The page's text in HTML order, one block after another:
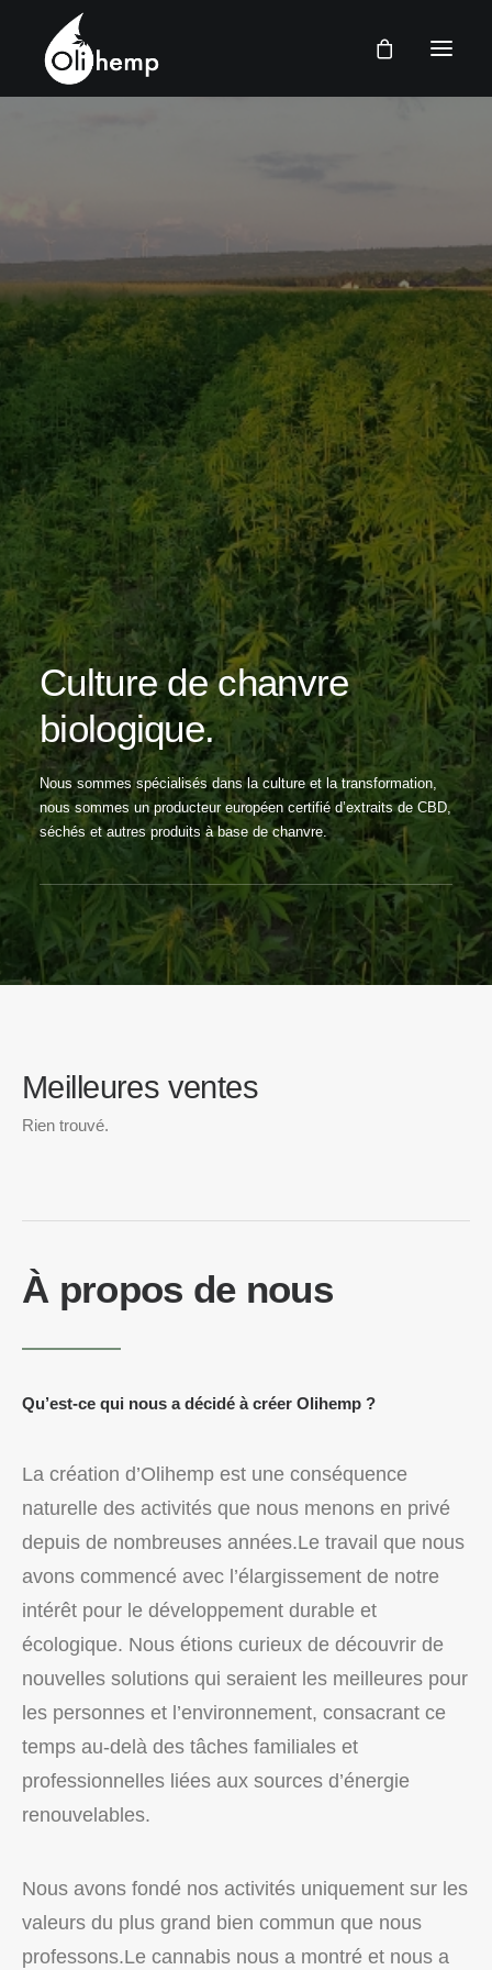
FAQ
CONTACT
Culture de chanvre
biologique.
Nous sommes spécialisés dans la culture et la transformation,
nous sommes un producteur européen certifié d’extraits de CBD,
séchés et autres produits à base de chanvre.
Meilleures ventes
Rien trouvé.
À propos de nous
Qu’est-ce qui nous a décidé à créer Olihemp ?
La création d’Olihemp est une conséquence
naturelle des activités que nous menons en privé
depuis de nombreuses années.Le travail que nous
avons commencé avec l’élargissement de notre
intérêt pour le développement durable et
écologique. Nous étions curieux de découvrir de
nouvelles solutions qui seraient les meilleures pour
les personnes et l’environnement, consacrant ce
temps au-delà des tâches familiales et
professionnelles liées aux sources d’énergie
renouvelables.
Nous avons fondé nos activités uniquement sur les
valeurs du plus grand bien commun que nous
professons.Le cannabis nous a montré et nous a